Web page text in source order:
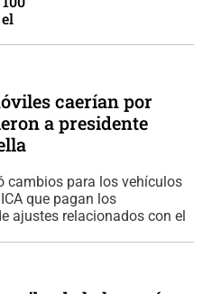
caerían por
a presidente
cambios para los vehículos
que pagan los
ajustes relacionados con el